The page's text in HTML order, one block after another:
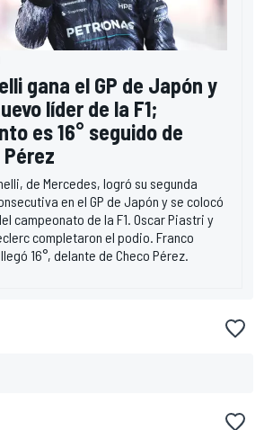
gana el GP de Japón y
líder de la F1;
es 16° seguido de
de Mercedes, logró su segunda
en el GP de Japón y se colocó
campeonato de la F1. Oscar Piastri y
completaron el podio. Franco
16°, delante de Checo Pérez.